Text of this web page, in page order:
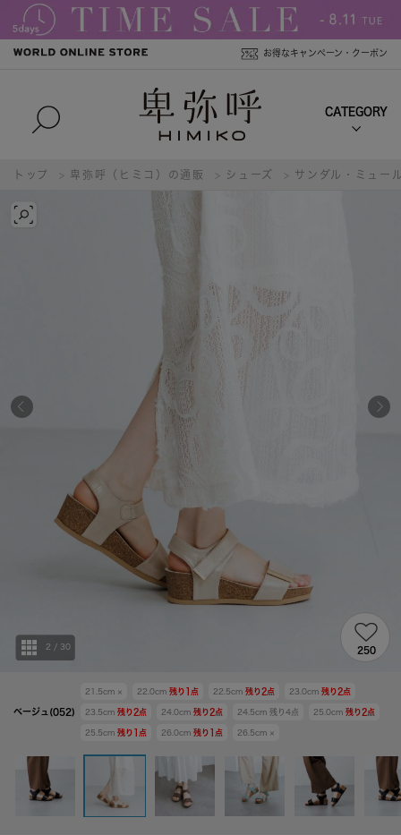
お得なキャンペーン・クーポン
トップ 卑弥呼（ヒミコ）の通販 シューズ サンダル・ミュー
ベージュ(052)
21.5cm × 22.0cm 残り 点 22.5cm 残り2点 23.0cm 残り2点
23.5cm 残り2点 24.0cm 残り2点 24.5cm 残り 4 点 25.0cm 残り2点
25.5cm 残り 点 26.0cm 残り 点 26.5cm ×
2 / 30 250